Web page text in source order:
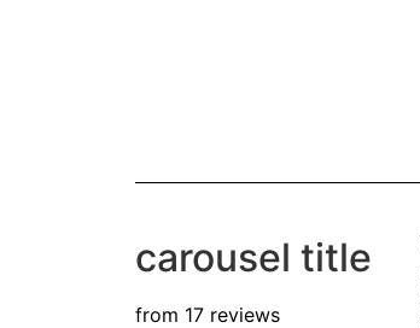
carousel title
from 17 reviews